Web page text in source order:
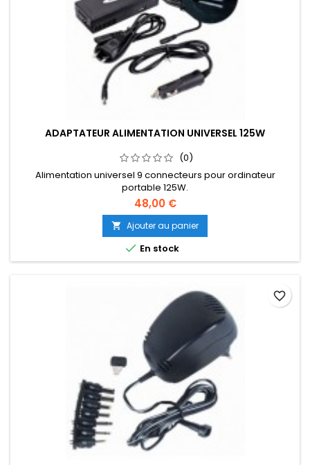
ADAPTATEUR ALIMENTATION UNIVERSEL 125W
(0)
Alimentation universel 9 connecteurs pour ordinateur
portable 125W.
48,00 €
 Ajouter au panier
 En stock
favorite_border